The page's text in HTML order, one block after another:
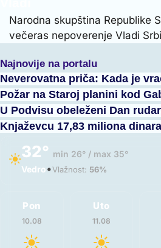
Narodna skupština Republike
večeras nepoverenje Vladi
Najnovije na portalu
Neverovatna priča: Kada je
Požar na Staroj planini kod
U Podvisu obeleženi Dan
Knjaževcu 17,83 miliona
32° min 26° / max 35°
Vedro•Vlažnost: 56%
Pon
10.08
Uto
11.08